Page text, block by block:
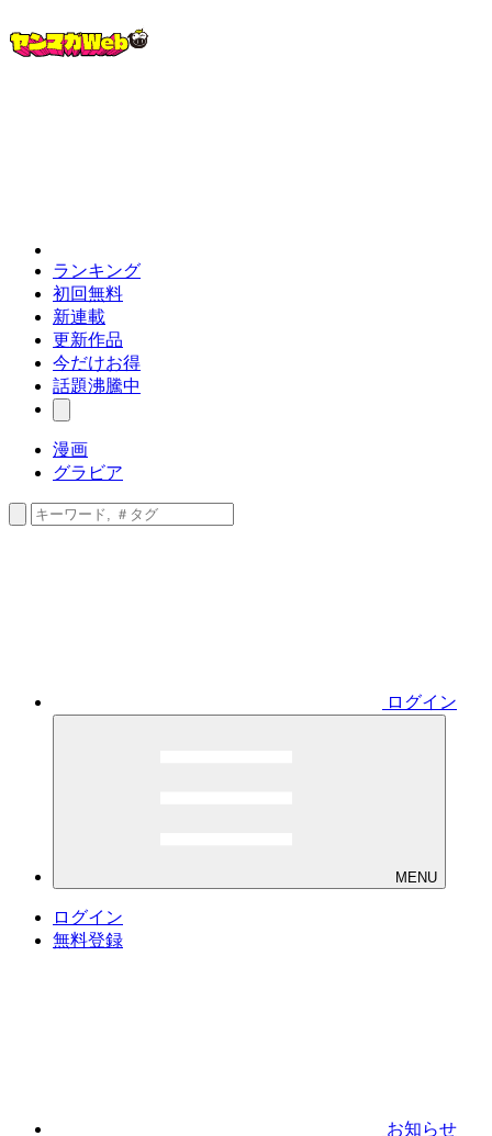
ランキング
初回無料
新連載
更新作品
今だけお得
話題沸騰中
漫画
グラビア
ログイン
MENU
ログイン
無料登録
お知らせ